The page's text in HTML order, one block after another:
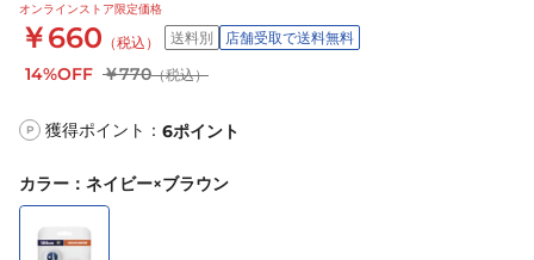
オンラインストア限定価格
￥660 （税込） 送料別 店舗受取で送料無料
14%OFF ￥770（税込）
P 獲得ポイント： 6ポイント
カラー ： ネイビー×ブラウン